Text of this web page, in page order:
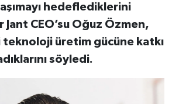
hedeflediklerini
CEO’su Oğuz Özmen,
teknoloji üretim gücüne katkı
söyledi.